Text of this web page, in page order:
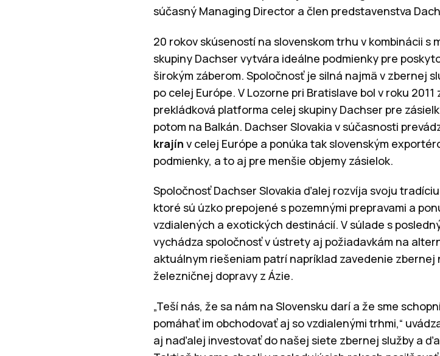
súčasný Managing Director a člen predstavenstva
20 rokov skúseností na slovenskom trhu v kombinácii
skupiny Dachser vytvára ideálne podmienky pre
širokým záberom. Spoločnosť je silná najmä v zbernej
po celej Európe. V Lozorne pri Bratislave bol v roku
prekládková platforma celej skupiny Dachser pre
potom na Balkán. Dachser Slovakia v súčasnosti
krajín v celej Európe a ponúka tak slovenským
podmienky, a to aj pre menšie objemy zásielok.
Spoločnosť Dachser Slovakia ďalej rozvíja svoju
ktoré sú úzko prepojené s pozemnými prepravami a
vzdialených a exotických destinácií. V súlade s
vychádza spoločnosť v ústrety aj požiadavkám na
aktuálnym riešeniam patrí napríklad zavedenie zbernej
železničnej dopravy z Ázie.
„Teší nás, že sa nám na Slovensku darí a že sme
pomáhať im obchodovať aj so vzdialenými trhmi,“
aj naďalej investovať do našej siete zbernej služby a